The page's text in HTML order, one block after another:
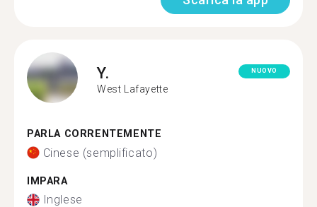
Y.
West Lafayette
NUOVO
PARLA CORRENTEMENTE
Cinese (semplificato)
IMPARA
Inglese